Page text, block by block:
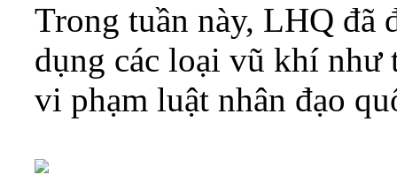
Trong tuần này, LHQ đã
dụng các loại vũ khí như
vi phạm luật nhân đạo